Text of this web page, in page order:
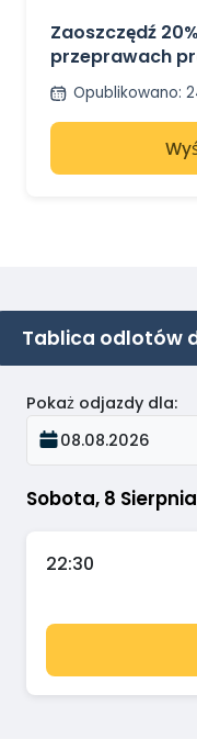
Zaoszczędź
przeprawach
Grecji z
Opublikowano:
Tablica odlotów
Sobota, 8
Pokaż odjazdy dla:
08.08.2026
22:30